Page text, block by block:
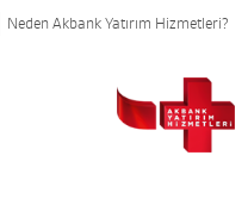
Neden Akbank Yatırım Hizmetleri?